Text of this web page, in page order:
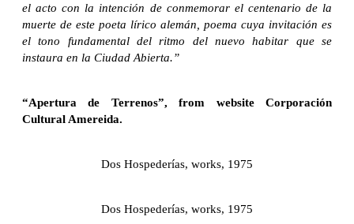
el acto con la intención de conmemorar el centenario de la
muerte de este poeta lírico alemán, poema cuya invitación es
el tono fundamental del ritmo del nuevo habitar que se
instaura en la Ciudad Abierta.”
“Apertura de Terrenos”, from website Corporación
Cultural Amereida.
Dos Hospederías, works, 1975
Dos Hospederías, works, 1975